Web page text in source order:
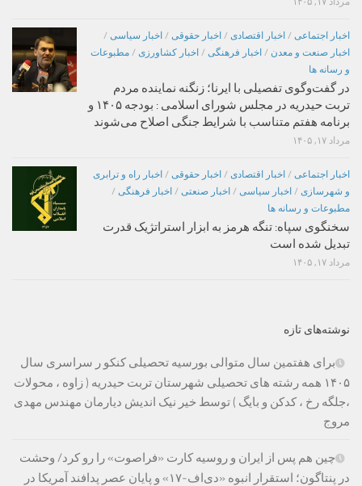
اخبار اجتماعی / اخبار اقتصادی / اخبار حقوقی / اخبار سیاسی /
اخبار صنعت و معدن / اخبار فرهنگی / اخبار کشاورزی / مطبوعات
و رسانه ها
در گفت‌وگوی تفصیلی با ایرنا؛ زنگنه نماینده مردم
تربت حیدریه در مجلس شورای اسلامی : بودجه ۱۴۰۵ و
برنامه هفتم متناسب با شرایط جنگی اصلاح می‌شوند
مرداد ۱۷, ۱۴۰۵
اخبار اجتماعی / اخبار اقتصادی / اخبار حقوقی / اخبار راه و ترابری
و شهرسازی / اخبار سیاسی / اخبار صنعتی / اخبار فرهنگی /
مطبوعات و رسانه ها
سخنگوی سپاه: تنگه هرمز به ابزار استراتژیک قدرت
تبدیل شده است
مرداد ۱۷, ۱۴۰۵
نوشته‌های تازه
برای هفتمین سال متوالی بورسیه تحصیلی کنکو ر سراسری سال
۱۴۰۵ همه رشته های تحصیلی شهرستان تربت حیدریه ( زاوه ، محولات
،جلگه رخ ، کدکن و بایگ ) توسط خیر نیک اندیش دیارمان مهندس مهدی
مروج
چین هم پس از ایران و روسیه کارت «فراصوت» را رو کرد/ وحشت
در پنتاگون؛ استقرار انبوه «دی‌اف‑۱۷» و پایان عصر پدافند آمریکا در